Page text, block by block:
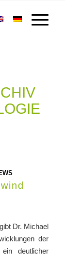
Dr. Michael
der
deutlicher